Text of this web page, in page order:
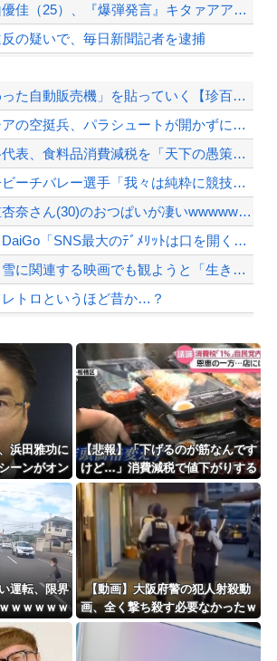
【速報】影山優佳（25）、『爆弾発言』キタァアアアアアーーーーー！！
の疑いで、毎日新聞記者を逮捕
信、ガチで逝く・・・・・・
【画像】田中みな実さん、妊娠中とは思えないヒール姿で登場してしまう
【悲報】嫁に15年間嘘つかれてて心が壊れてるから相手してくれ
【配信者】「金バエ」のSNS更新が1週間途絶え、様々な憶測が飛び交う。1週間ぶり...
【緊急速報】NYで警官が黒人男性の首を絞め、暴動第二波不可避へ
Powered by livedoor 相互RSS
世界の「変わった自動販売機」を貼っていく【珍百景】
【動画】ロシアの空挺兵、パラシュートが開かずに墜落してしまう。
参政党・神谷代表、食料品消費減税を「天下の愚策だ」と痛烈批判！
【動画】女子ビーチバレー選手「我々は純粋に競技をしてるので性的な目で見ないでくだ...
【画像】村重杏奈さん(30)のおつぱいが凄いwwwwwwwwwwww
メンタリストDaiGo「SNS最大のﾃﾞﾒﾘｯﾄは口を開く価値がない奴が発信でき...
毎日暑いから雪に関連する映画でも観ようと「生きてこそ」を借りたのね
レトロというほど昔か…？
きら様……？」あきら「……白石」
日本旅行キャンセルすべきか…1万年ぶり史上最大級の火山の兆し＝韓国の反応
らせ
海外「おめでとうタキ！」リヴァプール南野がバースデーゴール！！
Powered by livedoor 相互RSS
浜田雅功に
ーンがオン
手だと放送
差別だと思
【悲報】「下げるのが筋なんです
けど…」消費減税で値下がりする
分と同じだけ商品を値上げして店
頭価格を変えない店も…
運転、限界
ｗｗｗｗｗ
【動画】大阪府警の犯人射殺動
画、全く撃ち殺す必要なかったｗ
ｗｗｗｗｗｗｗｗｗｗ